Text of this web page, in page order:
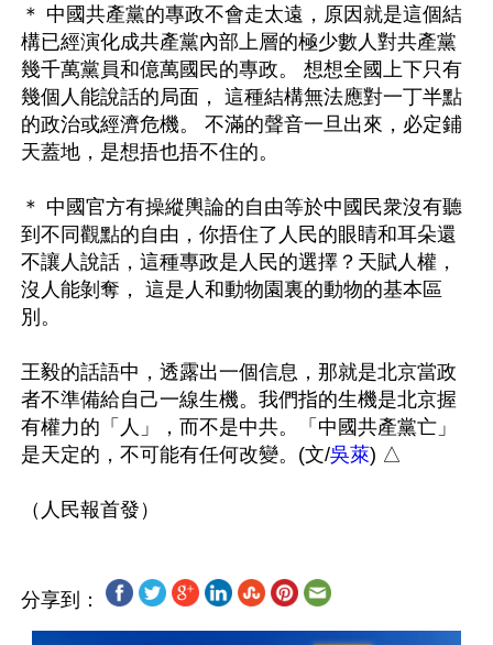
＊ 中國共產黨的專政不會走太遠，原因就是這個結
構已經演化成共產黨內部上層的極少數人對共產黨
幾千萬黨員和億萬國民的專政。 想想全國上下只有
幾個人能說話的局面， 這種結構無法應對一丁半點
的政治或經濟危機。 不滿的聲音一旦出來，必定鋪
天蓋地，是想捂也捂不住的。
＊ 中國官方有操縱輿論的自由等於中國民衆沒有聽
到不同觀點的自由，你捂住了人民的眼睛和耳朵還
不讓人說話，這種專政是人民的選擇？天賦人權，
沒人能剝奪， 這是人和動物園裏的動物的基本區
別。
王毅的話語中，透露出一個信息，那就是北京當政
者不準備給自己一線生機。我們指的生機是北京握
有權力的「人」，而不是中共。「中國共產黨亡」
是天定的，不可能有任何改變。(文/吳萊) △
分享到：